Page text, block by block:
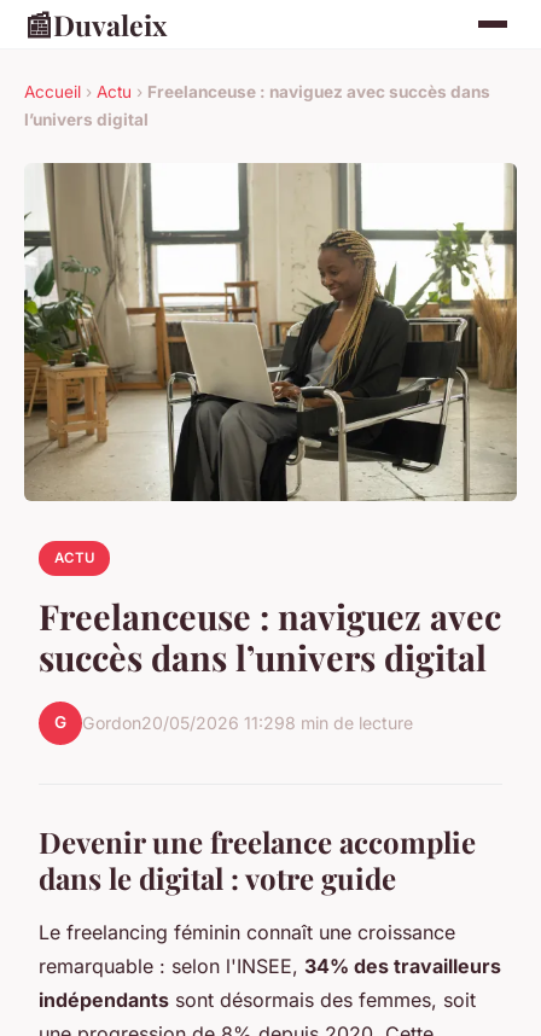
📰Duvaleix
Accueil › Actu › Freelanceuse : naviguez avec succès dans
l’univers digital
ACTU
Freelanceuse : naviguez avec
succès dans l’univers digital
G Gordon20/05/2026 11:298 min de lecture
Devenir une freelance accomplie
dans le digital : votre guide
Le freelancing féminin connaît une croissance
remarquable : selon l'INSEE, 34% des travailleurs
indépendants sont désormais des femmes, soit